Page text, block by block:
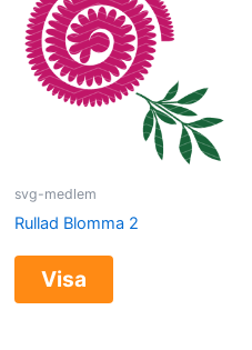
svg-medlem
Rullad Blomma 2
Visa